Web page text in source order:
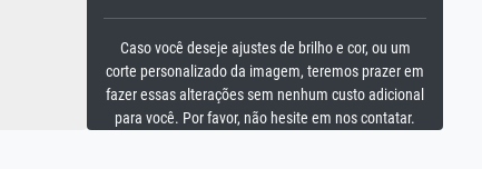
Caso você deseje ajustes de brilho e cor, ou um
corte personalizado da imagem, teremos prazer em
fazer essas alterações sem nenhum custo adicional
para você. Por favor, não hesite em nos contatar.